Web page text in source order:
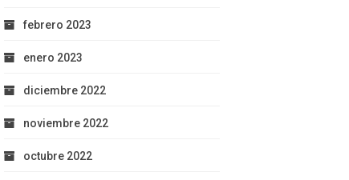
febrero 2023
enero 2023
diciembre 2022
noviembre 2022
octubre 2022